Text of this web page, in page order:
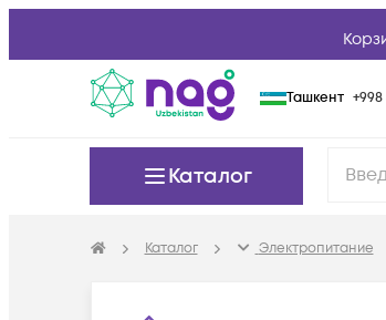
Ташкент
Каталог
Каталог Электропитание